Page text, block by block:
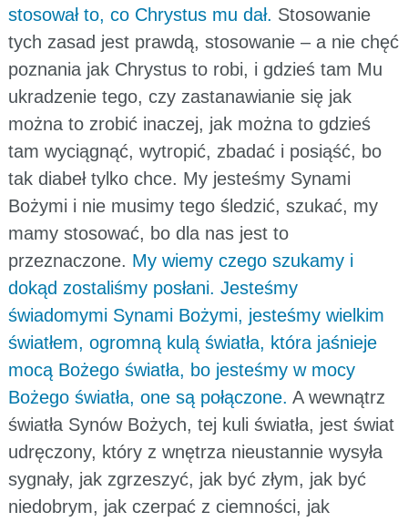
stosował to, co Chrystus mu dał. Stosowanie
tych zasad jest prawdą, stosowanie – a nie chęć
poznania jak Chrystus to robi, i gdzieś tam Mu
ukradzenie tego, czy zastanawianie się jak
można to zrobić inaczej, jak można to gdzieś
tam wyciągnąć, wytropić, zbadać i posiąść, bo
tak diabeł tylko chce. My jesteśmy Synami
Bożymi i nie musimy tego śledzić, szukać, my
mamy stosować, bo dla nas jest to
przeznaczone. My wiemy czego szukamy i
dokąd zostaliśmy posłani. Jesteśmy
świadomymi Synami Bożymi, jesteśmy wielkim
światłem, ogromną kulą światła, która jaśnieje
mocą Bożego światła, bo jesteśmy w mocy
Bożego światła, one są połączone. A wewnątrz
światła Synów Bożych, tej kuli światła, jest świat
udręczony, który z wnętrza nieustannie wysyła
sygnały, jak zgrzeszyć, jak być złym, jak być
niedobrym, jak czerpać z ciemności, jak